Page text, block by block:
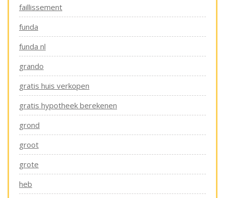
faillissement
funda
funda nl
grando
gratis huis verkopen
gratis hypotheek berekenen
grond
groot
grote
heb